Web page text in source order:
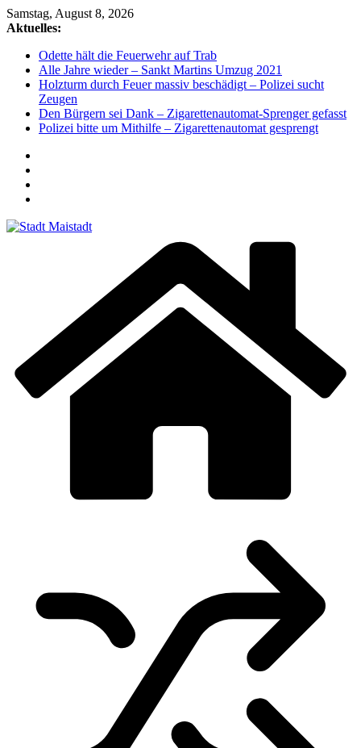
Zum
Inhalt
Samstag, August 8, 2026
Aktuelles:
Odette hält die Feuerwehr auf Trab
Alle Jahre wieder – Sankt Martins Umzug 2021
Holzturm durch Feuer massiv beschädigt – Polizei sucht
Zeugen
Den Bürgern sei Dank – Zigarettenautomat-Sprenger gefasst
Polizei bitte um Mithilfe – Zigarettenautomat gesprengt